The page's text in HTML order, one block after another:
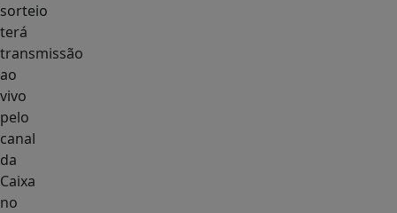
sorteio
terá
transmissão
ao
vivo
pelo
canal
da
Caixa
no